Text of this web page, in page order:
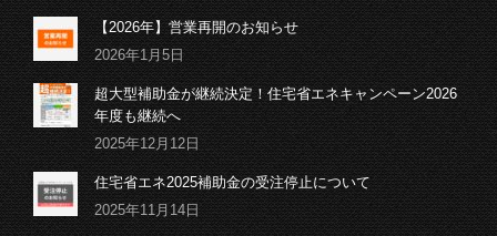
【2026年】営業再開のお知らせ
2026年1月5日
超大型補助金が継続決定！住宅省エネキャンペーン2026
年度も継続へ
2025年12月12日
住宅省エネ2025補助金の受注停止について
2025年11月14日